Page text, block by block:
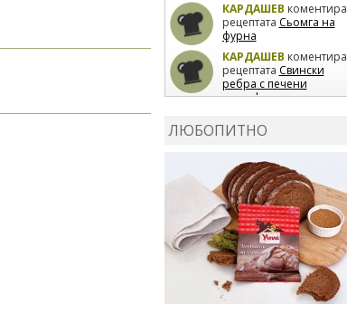
КАРДАШЕВ коментира
рецептата Сьомга на
фурна
КАРДАШЕВ коментира
рецептата Свински
ребра с печени
картофи
лимон
коментира рецептата
Киноа със зеленчуци
ЛЮБОПИТНО